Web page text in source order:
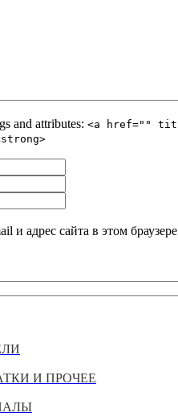
and attributes: <a href=""
и адрес сайта в этом
И ПРОЧЕЕ